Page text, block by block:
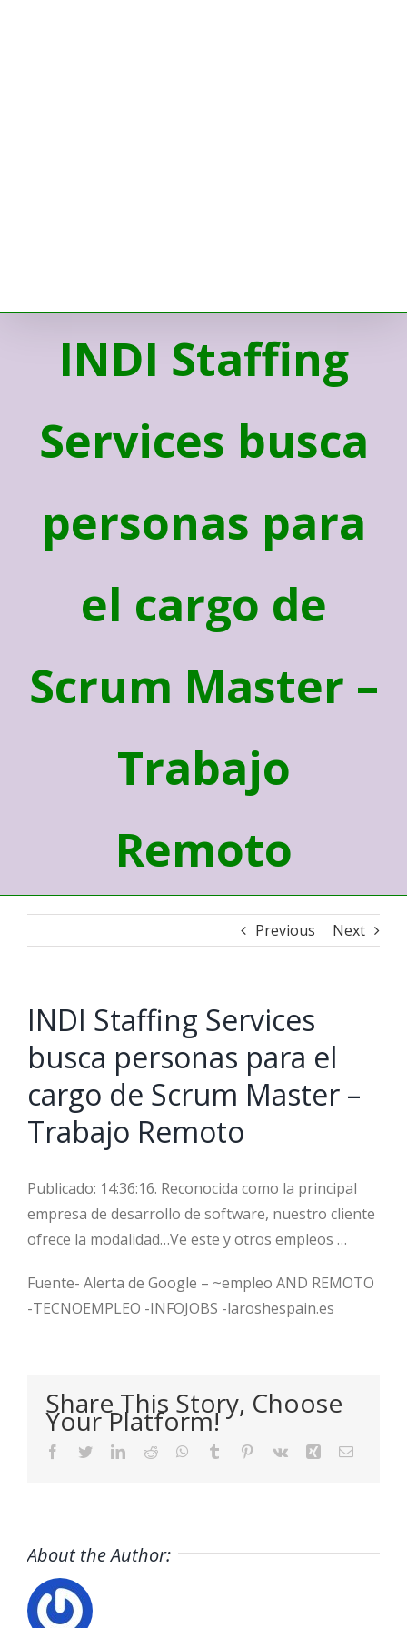
INDI Staffing
Services busca
personas para
el cargo de
Scrum Master –
Trabajo
Remoto
Previous Next
INDI Staffing Services
busca personas para el
cargo de Scrum Master –
Trabajo Remoto
Publicado: 14:36:16. Reconocida como la principal
empresa de desarrollo de software, nuestro cliente
ofrece la modalidad…Ve este y otros empleos …
Fuente- Alerta de Google – ~empleo AND REMOTO
-TECNOEMPLEO -INFOJOBS -laroshespain.es
Share This Story, Choose
Your Platform!
Facebook
TwitterLinkedIn
Reddit WhatsApp
Tumblr Pinterest
Vk Xing Email
About the Author: